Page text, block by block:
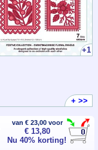
+1
+ >>
van € 23,00 voor
€ 13,80
Nu 40% korting!